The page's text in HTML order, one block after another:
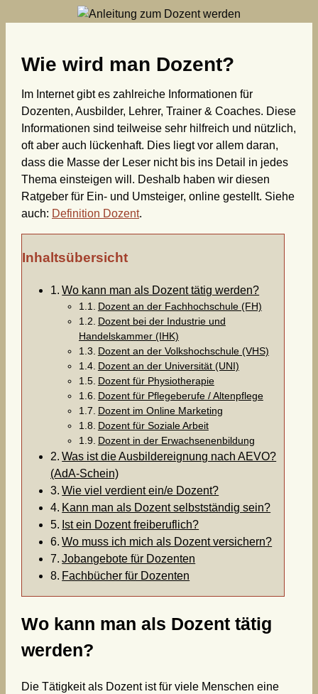
Wie wird man Dozent?
Im Internet gibt es zahlreiche Informationen für
Dozenten, Ausbilder, Lehrer, Trainer & Coaches. Diese
Informationen sind teilweise sehr hilfreich und nützlich,
oft aber auch lückenhaft. Dies liegt vor allem daran,
dass die Masse der Leser nicht bis ins Detail in jedes
Thema einsteigen will. Deshalb haben wir diesen
Ratgeber für Ein- und Umsteiger, online gestellt. Siehe
auch: Definition Dozent.
Inhaltsübersicht
Wo kann man als Dozent tätig werden?
Dozent an der Fachhochschule (FH)
Dozent bei der Industrie und
Handelskammer (IHK)
Dozent an der Volkshochschule (VHS)
Dozent an der Universität (UNI)
Dozent für Physiotherapie
Dozent für Pflegeberufe / Altenpflege
Dozent im Online Marketing
Dozent für Soziale Arbeit
Dozent in der Erwachsenenbildung
Was ist die Ausbildereignung nach AEVO?
(AdA-Schein)
Wie viel verdient ein/e Dozent?
Kann man als Dozent selbstständig sein?
Ist ein Dozent freiberuflich?
Wo muss ich mich als Dozent versichern?
Jobangebote für Dozenten
Fachbücher für Dozenten
Wo kann man als Dozent tätig
werden?
Die Tätigkeit als Dozent ist für viele Menschen eine